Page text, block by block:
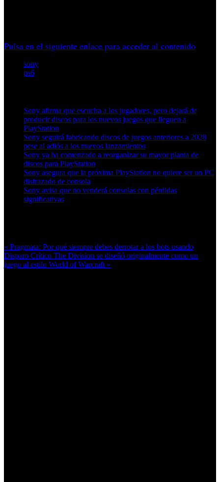
Pulsa en el siguiente enlace para acceder al contenido
sony
ps6
Sony afirma que escucha a los jugadores, pero dejará de
producir discos para los nuevos juegos que lleguen a
PlayStation
Sony seguirá fabricando discos de juegos anteriores a 2028
pese al adiós a los nuevos lanzamientos
Sony ya ha comenzado a reorganizar su mayor planta de
discos para PlayStation
Sony asegura que la próxima PlayStation no quiere ser un PC
disfrazado de consola
Sony avisa que no venderá consolas con pérdidas
significativas
« Pragmata: Por qué siempre debes derrotar a los bots usando
Disparo Crítico The Division se diseñó originalmente como un
juego al estilo World of Warcraft »